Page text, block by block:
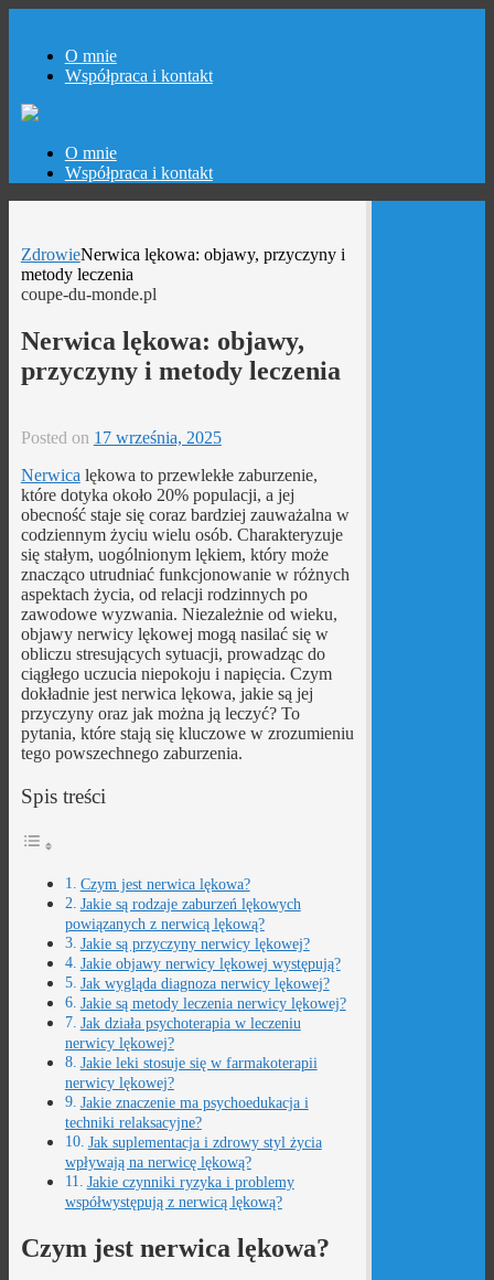
O mnie
Współpraca i kontakt
Skip
O mnie
Współpraca i kontakt
ZdrowieNerwica lękowa: objawy, przyczyny i
metody leczenia
coupe-du-monde.pl
Nerwica lękowa: objawy,
przyczyny i metody leczenia
Posted on 17 września, 2025
Nerwica lękowa to przewlekłe zaburzenie,
które dotyka około 20% populacji, a jej
obecność staje się coraz bardziej zauważalna w
codziennym życiu wielu osób. Charakteryzuje
się stałym, uogólnionym lękiem, który może
znacząco utrudniać funkcjonowanie w różnych
aspektach życia, od relacji rodzinnych po
zawodowe wyzwania. Niezależnie od wieku,
objawy nerwicy lękowej mogą nasilać się w
obliczu stresujących sytuacji, prowadząc do
ciągłego uczucia niepokoju i napięcia. Czym
dokładnie jest nerwica lękowa, jakie są jej
przyczyny oraz jak można ją leczyć? To
pytania, które stają się kluczowe w zrozumieniu
tego powszechnego zaburzenia.
Spis treści
Czym jest nerwica lękowa?
Jakie są rodzaje zaburzeń lękowych
powiązanych z nerwicą lękową?
Jakie są przyczyny nerwicy lękowej?
Jakie objawy nerwicy lękowej występują?
Jak wygląda diagnoza nerwicy lękowej?
Jakie są metody leczenia nerwicy lękowej?
Jak działa psychoterapia w leczeniu
nerwicy lękowej?
Jakie leki stosuje się w farmakoterapii
nerwicy lękowej?
Jakie znaczenie ma psychoedukacja i
techniki relaksacyjne?
Jak suplementacja i zdrowy styl życia
wpływają na nerwicę lękową?
Jakie czynniki ryzyka i problemy
współwystępują z nerwicą lękową?
Czym jest nerwica lękowa?